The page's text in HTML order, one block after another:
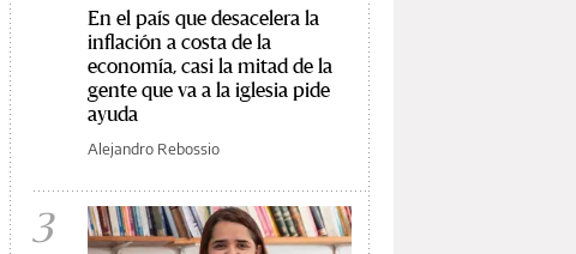
En el país que desacelera la
inflación a costa de la
economía, casi la mitad de la
gente que va a la iglesia pide
ayuda
Alejandro Rebossio
3